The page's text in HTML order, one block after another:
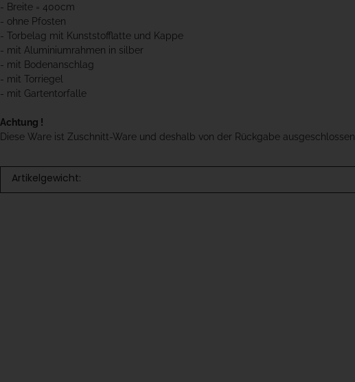
- Breite = 400cm
- ohne Pfosten
- Torbelag mit Kunststofflatte und Kappe
- mit Aluminiumrahmen in silber
- mit Bodenanschlag
- mit Torriegel
- mit Gartentorfalle
Achtung !
Diese Ware ist Zuschnitt-Ware und deshalb von der Rückgabe ausgeschlossen
Artikelgewicht: